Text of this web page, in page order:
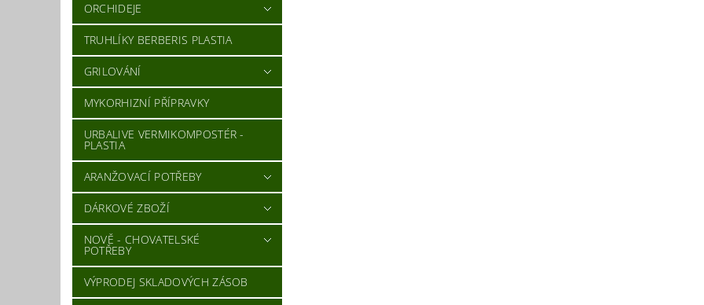
ORCHIDEJE
TRUHLÍKY BERBERIS PLASTIA
GRILOVÁNÍ
MYKORHIZNÍ PŘÍPRAVKY
URBALIVE VERMIKOMPOSTÉR -
PLASTIA
ARANŽOVACÍ POTŘEBY
DÁRKOVÉ ZBOŽÍ
NOVĚ - CHOVATELSKÉ
POTŘEBY
VÝPRODEJ SKLADOVÝCH ZÁSOB